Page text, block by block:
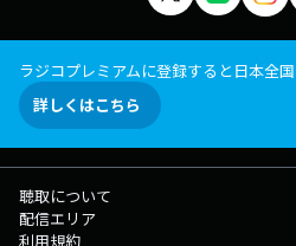
ラジコプレミアムに登録すると日本全
詳しくはこちら
聴取について
配信エリア
利用規約